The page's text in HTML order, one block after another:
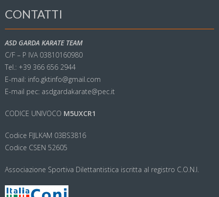
CONTATTI
ASD GARDA KARATE TEAM
C/F – P IVA 03810160980
Tel.: +39 366 656 2944
E-mail: info.gktinfo@gmail.com
E-mail pec: asdgardakarate@pec.it
CODICE UNIVOCO M5UXCR1
Codice FIJLKAM 03BS3816
Codice CSEN 52605
Associazione Sportiva Dilettantistica iscritta al registro C.O.N.I.